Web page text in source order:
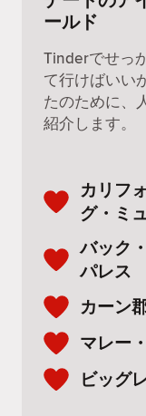
ールド
Tinderでせっ
て行けばいい
たのために、
紹介します。
カリフ
グ・ミ
バック
パレス
カーン
マレー
ビッグ